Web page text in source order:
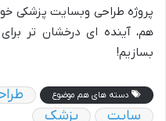
پروژه طراحی وبسایت پزشکی
هم، آینده ای درخشان تر
بسازیم!
دسته های هم موضوع
سایت
پزشک